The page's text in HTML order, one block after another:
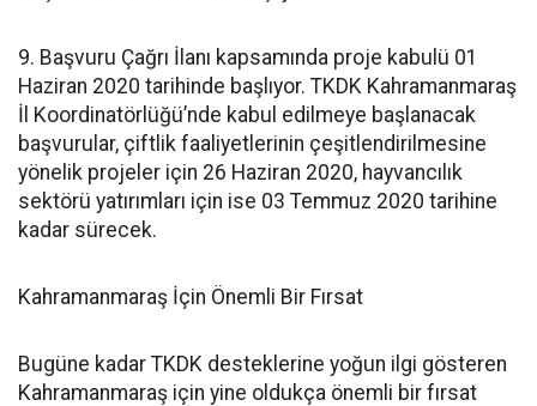
9. Başvuru Çağrı İlanı kapsamında proje kabulü 01
Haziran 2020 tarihinde başlıyor. TKDK Kahramanmaraş
İl Koordinatörlüğü’nde kabul edilmeye başlanacak
başvurular, çiftlik faaliyetlerinin çeşitlendirilmesine
yönelik projeler için 26 Haziran 2020, hayvancılık
sektörü yatırımları için ise 03 Temmuz 2020 tarihine
kadar sürecek.
Kahramanmaraş İçin Önemli Bir Fırsat
Bugüne kadar TKDK desteklerine yoğun ilgi gösteren
Kahramanmaraş için yine oldukça önemli bir fırsat